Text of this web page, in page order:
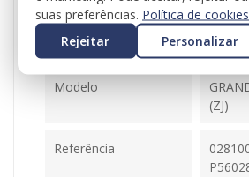
Disponível 1 Item
Ficha Informativa
Modelo
(ZJ)
Referência
suas preferências. Política de cookies
Rejeitar
Personalizar